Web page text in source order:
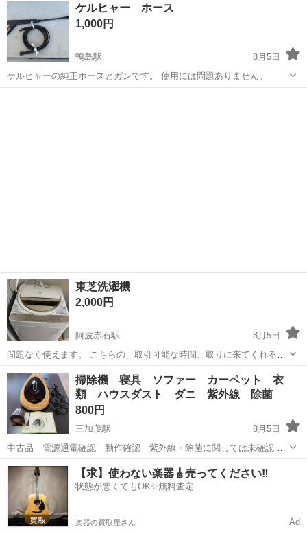
す。 8/9-10引取り希望ケルヒャー ホース
1,000円
鴨島駅
8月5日
ケルヒャーの純正ホースとガンです。 使用には問題ありません。
東芝洗濯機
2,000円
阿波赤石駅
8月5日
問題なく使えます。 こちらの、取引可能な時間、取りに来てくれる方
優先でお取引お願いします🙇‍♀️ 値段交渉可能ですが、希望額で可能な方
優先でお譲りします ノークレーム、ノーリターンお約束できる方でお
願い致します。
徳島 小松島市 阿波赤石駅
掃除機 寝具 ソファー カーペット 衣
類 ハウスダスト ダニ 紫外線 除菌
800円
三加茂駅
8月5日
中古品 電源通電確認 動作確認 紫外線・除菌に関しては未確認 ◇
ケアウイン 除菌掃除機 寝具 カーペット ソファー ◆付属品フィ
ルター（未開封） ブラシ 説明書 サイズ 約 縦33×横23×高さ20
重さ...
徳島 三好郡 三加茂駅 生活家電
【求】使わない楽器🎸売ってください‼️
状態が悪くてもOK✨無料査定
楽器の買取屋さん Ad